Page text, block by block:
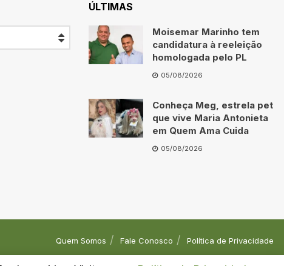
ÚLTIMAS
Moisemar Marinho tem
candidatura à reeleição
homologada pelo PL
05/08/2026
Conheça Meg, estrela pet
que vive Maria Antonieta
em Quem Ama Cuida
05/08/2026
Quem Somos Fale Conosco Política de Privacidade